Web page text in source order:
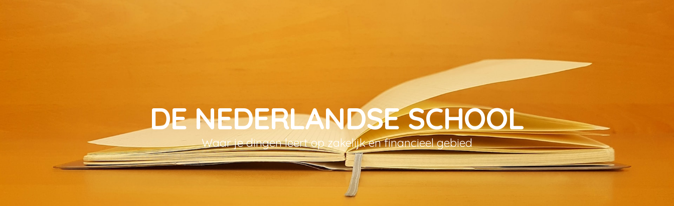
DE NEDERLANDSE SCHOOL
Waar je dingen leert op zakelijk en financieel gebied